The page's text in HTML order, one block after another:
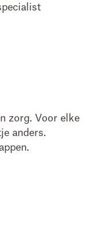
zorg. Voor elke
anders.